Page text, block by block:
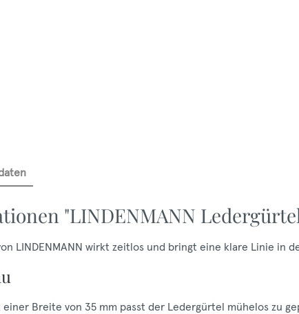
"LINDENMANN
LINDENMANN wirkt zeitlos und bringt eine klare Linie in
Breite von 35 mm passt der Ledergürtel mühelos zu